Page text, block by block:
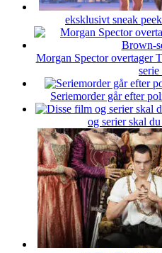
eksklusivt sneak
Morgan Spector overtager
Seriemorder går efter
og serier skal